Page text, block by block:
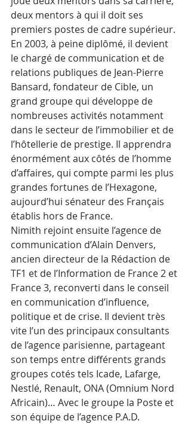
deux mentors à qui il doit ses
premiers postes de cadre supérieur.
En 2003, à peine diplômé, il devient
le chargé de communication et de
relations publiques de Jean-Pierre
Bansard, fondateur de Cible, un
grand groupe qui développe de
nombreuses activités notamment
dans le secteur de l’immobilier et de
l’hôtellerie de prestige. Il apprendra
énormément aux côtés de l’homme
d’affaires, qui compte parmi les plus
grandes fortunes de l’Hexagone,
aujourd’hui sénateur des Français
établis hors de France.
Nimith rejoint ensuite l’agence de
communication d’Alain Denvers,
ancien directeur de la Rédaction de
TF1 et de l’Information de France 2 et
France 3, reconverti dans le conseil
en communication d’influence,
politique et de crise. Il devient très
vite l’un des principaux consultants
de l’agence parisienne, partageant
son temps entre différents grands
groupes cotés tels Icade, Lafarge,
Nestlé, Renault, ONA (Omnium Nord
Africain)… Avec le groupe la Poste et
son équipe de l’agence P.A.D.